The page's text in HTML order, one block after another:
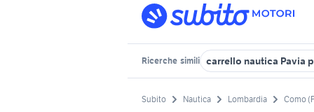
Ricerche simili carrello nautica Pavia
Subito Nautica Lombardia Como